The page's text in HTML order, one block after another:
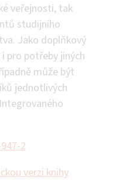
veřejnosti, tak
studijního
Jako doplňkový
pro potřeby jiných
může být
jednotlivých
2
verzi knihy